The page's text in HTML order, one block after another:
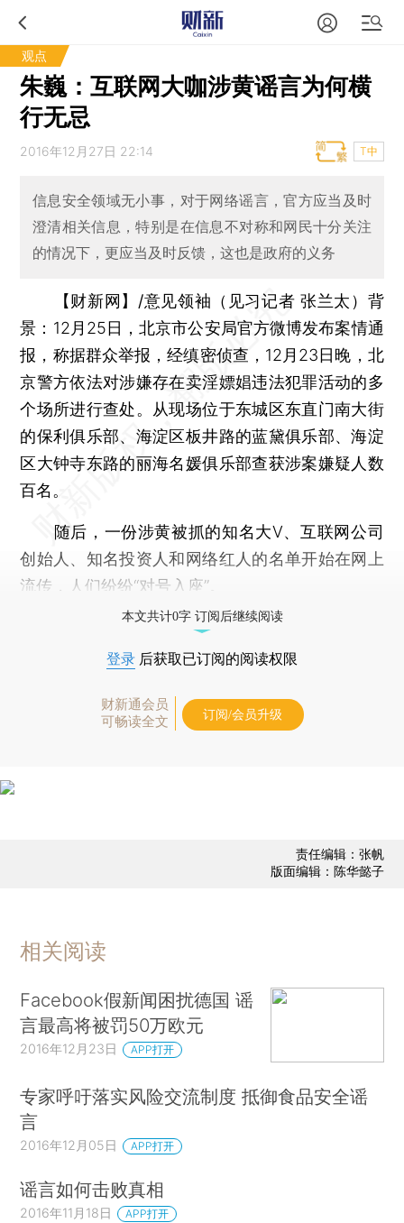
观点
朱巍：互联网大咖涉黄谣言为何横
行无忌
2016年12月27日 22:14 T中
信息安全领域无小事，对于网络谣言，官方应当及时
澄清相关信息，特别是在信息不对称和网民十分关注
的情况下，更应当及时反馈，这也是政府的义务
【财新网】/意见领袖（见习记者 张兰太） 背
景： 12月25日，北京市公安局官方微博发布案情通
报，称据群众举报，经缜密侦查，12月23日晚，北
京警方依法对涉嫌存在卖淫嫖娼违法犯罪活动的多
个场所进行查处。从现场位于东城区东直门南大街
的保利俱乐部、海淀区板井路的蓝黛俱乐部、海淀
区大钟寺东路的丽海名媛俱乐部查获涉案嫌疑人数
百名。
随后，一份涉黄被抓的知名大V、互联网公司
创始人、知名投资人和网络红人的名单开始在网上
流传，人们纷纷“对号入座”。
本文共计0字 订阅后继续阅读
登录 后获取已订阅的阅读权限
财新通会员
可畅读全文
订阅/会员升级
责任编辑：张帆
版面编辑：陈华懿子
相关阅读
Facebook假新闻困扰德国 谣
言最高将被罚50万欧元
2016年12月23日 APP打开
专家呼吁落实风险交流制度 抵御食品安全谣
言
2016年12月05日 APP打开
谣言如何击败真相
2016年11月18日 APP打开